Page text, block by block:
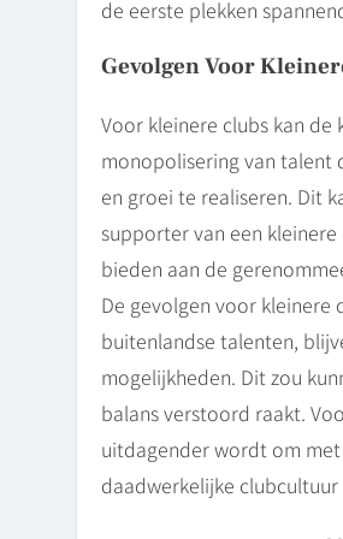
de eerste plekken
Gevolgen Voor
Voor kleinere clubs kan
monopolisering van talent
en groei te realiseren. Dit
supporter van een
bieden aan de
De gevolgen voor kleinere
buitenlandse talenten,
mogelijkheden. Dit zou
balans verstoord raakt.
uitdagender wordt om
daadwerkelijke